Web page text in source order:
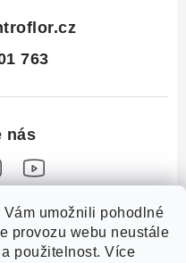
umožnili pohodlné
provozu webu neustále
použitelnost. Více
763